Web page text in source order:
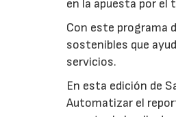
en la apuesta por el
Con este programa
sostenibles que
servicios.
En esta edición de
Automatizar el